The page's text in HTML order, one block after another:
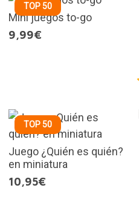
TOP 50
Mini juegos to-go
9,99€
TOP 50
Juego ¿Quién es quién?
en miniatura
10,95€